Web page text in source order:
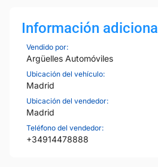
Información adicional
Vendido por:
Argüelles Automóviles
Ubicación del vehículo:
Madrid
Ubicación del vendedor:
Madrid
Teléfono del vendedor:
+34914478888